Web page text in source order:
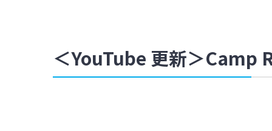
＜YouTube 更新＞Camp